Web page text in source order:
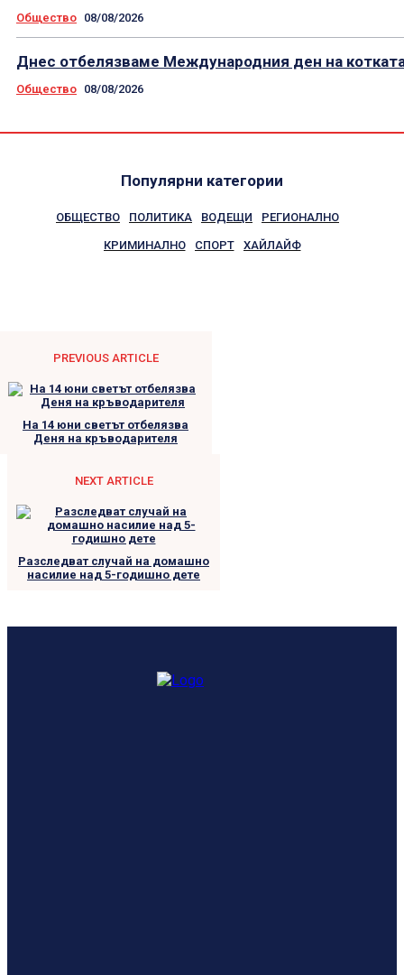
Общество 08/08/2026
Днес отбелязваме Международния ден на
Общество 08/08/2026
Популярни категории
ОБЩЕСТВО ПОЛИТИКА ВОДЕЩИ РЕГИОНАЛНО
КРИМИНАЛНО СПОРТ ХАЙЛАЙФ
PREVIOUS ARTICLE
На 14 юни светът отбелязва
Деня на кръводарителя
NEXT ARTICLE
Разследват случай на домашно
насилие над 5-годишно дете